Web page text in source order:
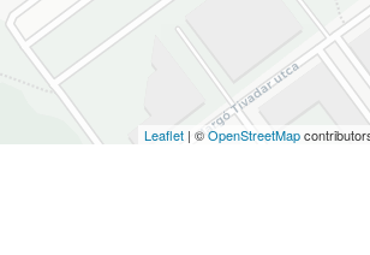
Leaflet | ©OpenStreetMap